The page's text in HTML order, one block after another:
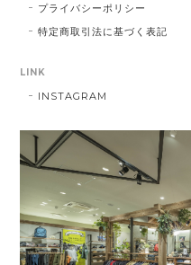
プライバシーポリシー
特定商取引法に基づく表記
LINK
INSTAGRAM